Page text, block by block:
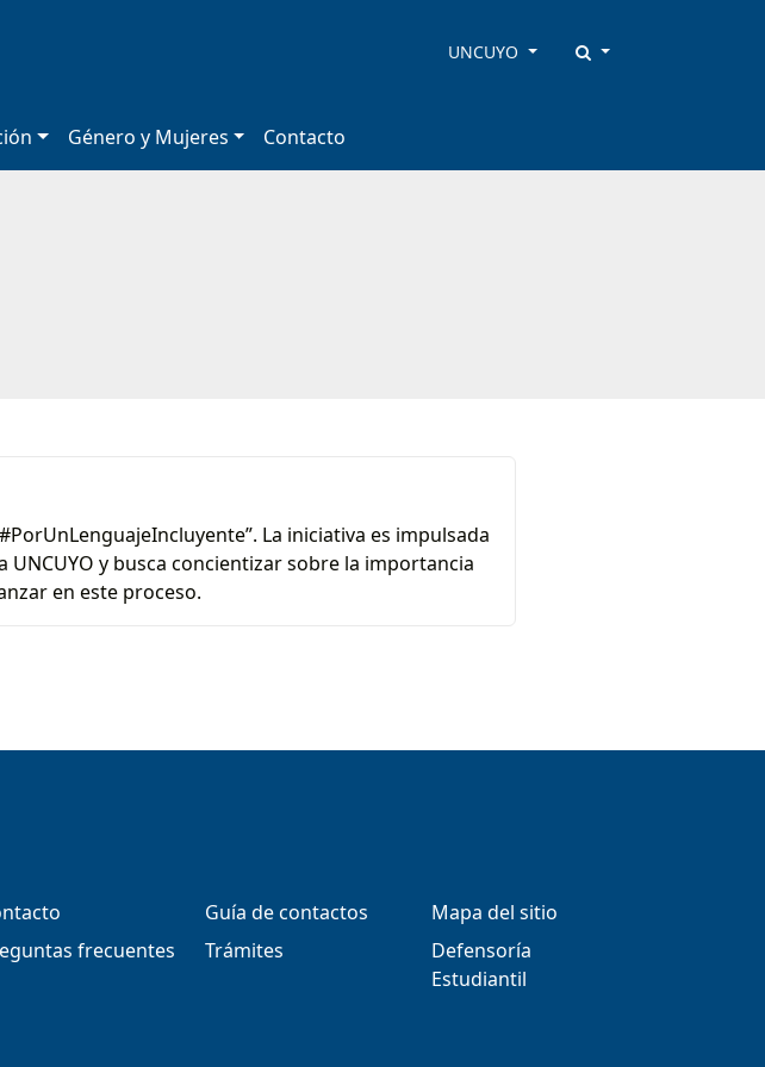
UNCUYO
Género y Mujeres Contacto
La iniciativa es impulsada
y busca concientizar sobre la importancia
en este proceso.
frecuentes
Guía de contactos
Trámites
Mapa del sitio
Defensoría
Estudiantil